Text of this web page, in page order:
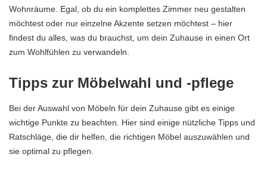
Wohnräume. Egal, ob du ein komplettes Zimmer neu gestalten
möchtest oder nur einzelne Akzente setzen möchtest – hier
findest du alles, was du brauchst, um dein Zuhause in einen Ort
zum Wohlfühlen zu verwandeln.
Tipps zur Möbelwahl und -pflege
Bei der Auswahl von Möbeln für dein Zuhause gibt es einige
wichtige Punkte zu beachten. Hier sind einige nützliche Tipps und
Ratschläge, die dir helfen, die richtigen Möbel auszuwählen und
sie optimal zu pflegen.